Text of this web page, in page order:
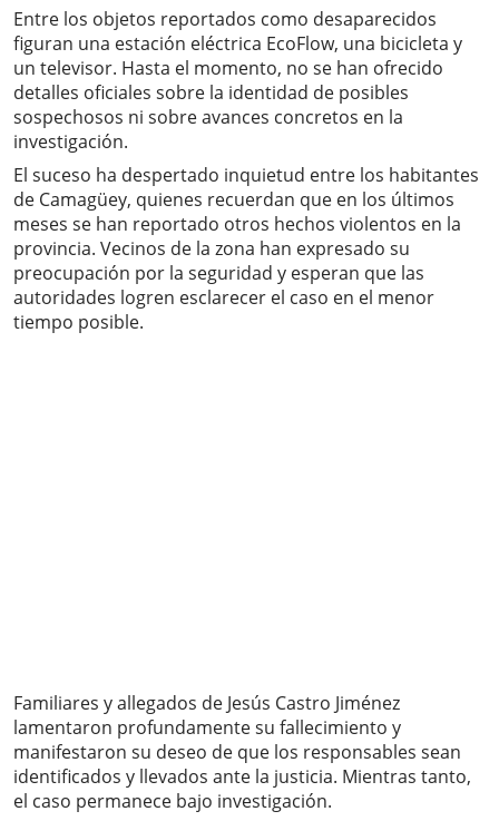
Entre los objetos reportados como desaparecidos
figuran una estación eléctrica EcoFlow, una bicicleta y
un televisor. Hasta el momento, no se han ofrecido
detalles oficiales sobre la identidad de posibles
sospechosos ni sobre avances concretos en la
investigación.
El suceso ha despertado inquietud entre los habitantes
de Camagüey, quienes recuerdan que en los últimos
meses se han reportado otros hechos violentos en la
provincia. Vecinos de la zona han expresado su
preocupación por la seguridad y esperan que las
autoridades logren esclarecer el caso en el menor
tiempo posible.
Familiares y allegados de Jesús Castro Jiménez
lamentaron profundamente su fallecimiento y
manifestaron su deseo de que los responsables sean
identificados y llevados ante la justicia. Mientras tanto,
el caso permanece bajo investigación.